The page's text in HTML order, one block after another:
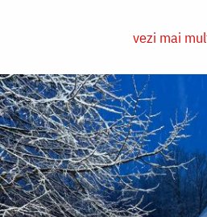
vezi mai